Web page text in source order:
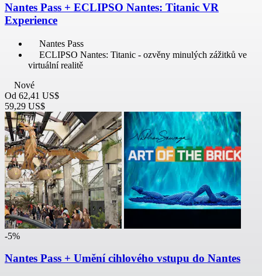
Nantes Pass + ECLIPSO Nantes: Titanic VR
Experience
Nantes Pass
ECLIPSO Nantes: Titanic - ozvěny minulých zážitků ve
virtuální realitě
Nové
Od 62,41 US$
59,29 US$
-5%
Nantes Pass + Umění cihlového vstupu do Nantes